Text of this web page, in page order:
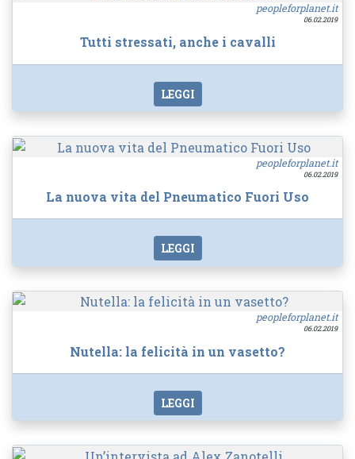
peopleforplanet.it
06.02.2019
Tutti stressati, anche i cavalli
LEGGI
peopleforplanet.it
06.02.2019
La nuova vita del Pneumatico Fuori Uso
LEGGI
peopleforplanet.it
06.02.2019
Nutella: la felicità in un vasetto?
LEGGI